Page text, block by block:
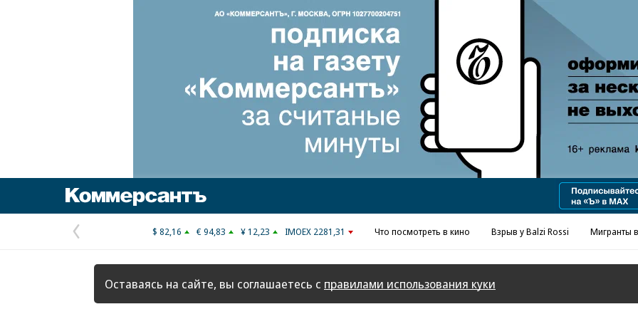
Реклама в «Ъ» www.kommersant.ru/ad
Предыдущая
страница
$ 82,16 € 94,83 ¥ 12,23 IMOEX 2281,31 Что посмотреть в кино Взрыв у Balzi Rossi Мигранты
Оставаясь на сайте, вы соглашаетесь с правилами использования куки